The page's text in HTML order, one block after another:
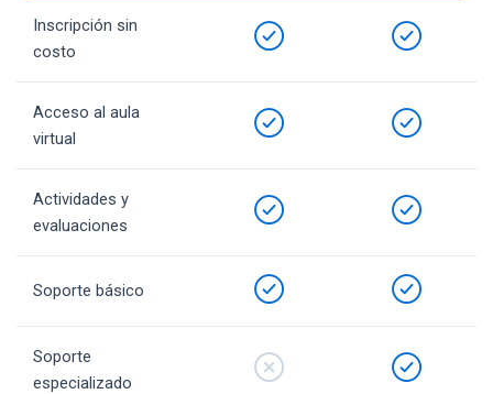
Inscripción sin
costo
Acceso al aula
virtual
Actividades y
evaluaciones
Soporte básico
Soporte
especializado